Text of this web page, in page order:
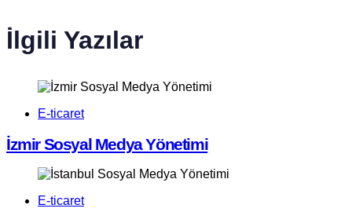
İlgili Yazılar
E-ticaret
İzmir Sosyal Medya Yönetimi
E-ticaret